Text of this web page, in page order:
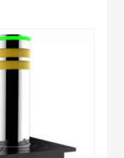
Hệ Thống Điện
Nhẹ